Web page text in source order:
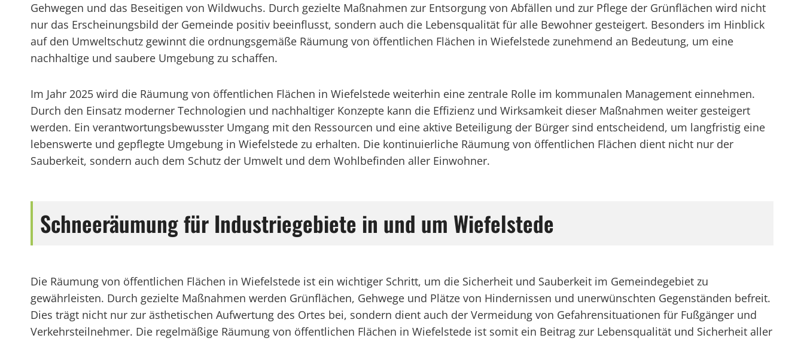
Gehwegen und das Beseitigen von Wildwuchs. Durch gezielte Maßnahmen zur Entsorgung von Abfällen und zur Pflege der Grünflächen wird nicht
nur das Erscheinungsbild der Gemeinde positiv beeinflusst, sondern auch die Lebensqualität für alle Bewohner gesteigert. Besonders im Hinblick
auf den Umweltschutz gewinnt die ordnungsgemäße Räumung von öffentlichen Flächen in Wiefelstede zunehmend an Bedeutung, um eine
nachhaltige und saubere Umgebung zu schaffen.
Im Jahr 2025 wird die Räumung von öffentlichen Flächen in Wiefelstede weiterhin eine zentrale Rolle im kommunalen Management einnehmen.
Durch den Einsatz moderner Technologien und nachhaltiger Konzepte kann die Effizienz und Wirksamkeit dieser Maßnahmen weiter gesteigert
werden. Ein verantwortungsbewusster Umgang mit den Ressourcen und eine aktive Beteiligung der Bürger sind entscheidend, um langfristig eine
lebenswerte und gepflegte Umgebung in Wiefelstede zu erhalten. Die kontinuierliche Räumung von öffentlichen Flächen dient nicht nur der
Sauberkeit, sondern auch dem Schutz der Umwelt und dem Wohlbefinden aller Einwohner.
Schneeräumung für Industriegebiete in und um Wiefelstede
Die Räumung von öffentlichen Flächen in Wiefelstede ist ein wichtiger Schritt, um die Sicherheit und Sauberkeit im Gemeindegebiet zu
gewährleisten. Durch gezielte Maßnahmen werden Grünflächen, Gehwege und Plätze von Hindernissen und unerwünschten Gegenständen befreit.
Dies trägt nicht nur zur ästhetischen Aufwertung des Ortes bei, sondern dient auch der Vermeidung von Gefahrensituationen für Fußgänger und
Verkehrsteilnehmer. Die regelmäßige Räumung von öffentlichen Flächen in Wiefelstede ist somit ein Beitrag zur Lebensqualität und Sicherheit aller